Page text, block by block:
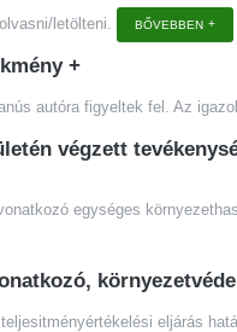
letölteni. BŐVEBBEN
+
autóra figyeltek fel. Az
végzett
egységes
eljárás